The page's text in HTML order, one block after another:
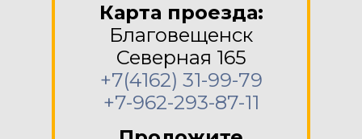
Карта проезда:
Благовещенск
Северная 165
+7(4162) 31-99-79
+7-962-293-87-11